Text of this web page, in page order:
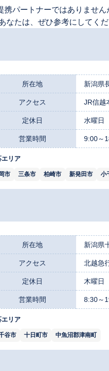
携パートナーではありませ
なたは、ぜひ参考にしてくだ
所在地 新潟県
アクセス JR信越
定休日 水曜日
営業時間 9:00～
エリア
市 三条市 柏崎市 新発田市 小
所在地 新潟県
アクセス 北越急
定休日 木曜日
営業時間 8:30～
エリア
谷市 十日町市 中魚沼郡津南町